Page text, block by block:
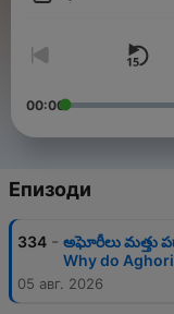
00:00
Епизоди
334 - అఘోరీలు మత్తు
Why do
05 авг. 2026